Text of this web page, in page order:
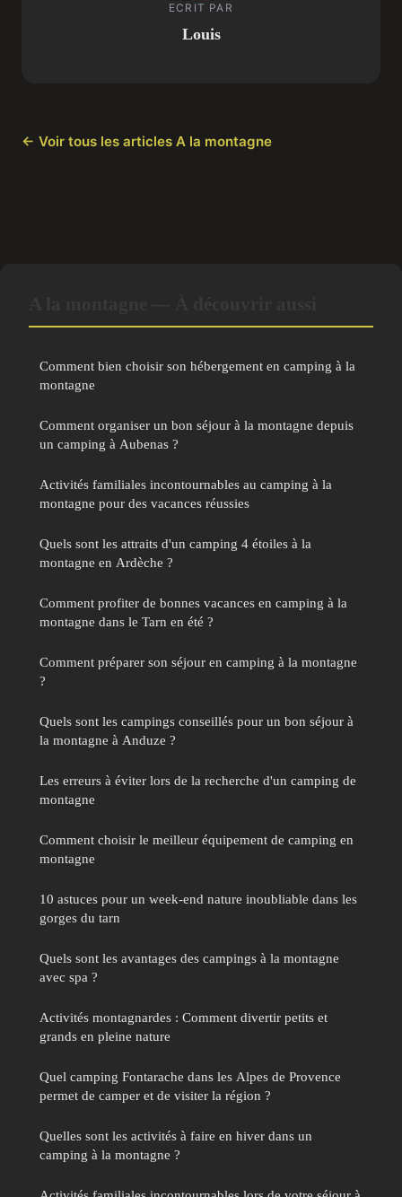
ECRIT PAR
Louis
← Voir tous les articles A la montagne
Comment bien choisir son hébergement en camping à la
montagne
Comment organiser un bon séjour à la montagne depuis
un camping à Aubenas ?
Activités familiales incontournables au camping à la
montagne pour des vacances réussies
Quels sont les attraits d'un camping 4 étoiles à la
montagne en Ardèche ?
Comment profiter de bonnes vacances en camping à la
montagne dans le Tarn en été ?
Comment préparer son séjour en camping à la montagne
?
Quels sont les campings conseillés pour un bon séjour à
la montagne à Anduze ?
Les erreurs à éviter lors de la recherche d'un camping de
montagne
Comment choisir le meilleur équipement de camping en
montagne
10 astuces pour un week-end nature inoubliable dans les
gorges du tarn
Quels sont les avantages des campings à la montagne
avec spa ?
Activités montagnardes : Comment divertir petits et
grands en pleine nature
Quel camping Fontarache dans les Alpes de Provence
permet de camper et de visiter la région ?
Quelles sont les activités à faire en hiver dans un
camping à la montagne ?